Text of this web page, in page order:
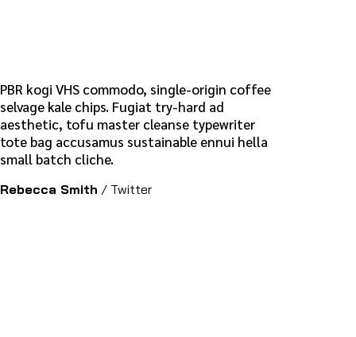
PBR kogi VHS commodo, single-origin coffee
selvage kale chips. Fugiat try-hard ad
aesthetic, tofu master cleanse typewriter
tote bag accusamus sustainable ennui hella
small batch cliche.
Rebecca Smith / Twitter